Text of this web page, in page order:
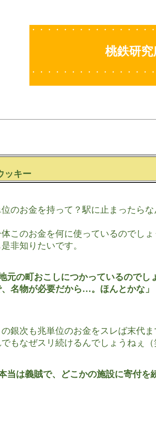
・・・・・・・・・・・・・・・
桃鉄研究
・・・・・・・・・・・・・・・
ッキー
のお金を持って？駅に止まったら
このお金を何に使っているのでしょ
非知りたいです。
元の町おこしにつかっているのでし
名物が必要だから…。ほんとかな」
銀次も兆単位のお金をスレば末代
でもなぜスリ続けるんでしょうねぇ
当は義賊で、どこかの施設に寄付を